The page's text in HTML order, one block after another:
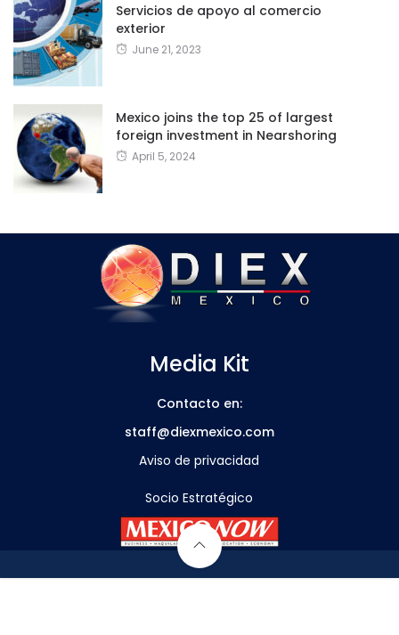
Servicios de apoyo al comercio
exterior
June 21, 2023
Mexico joins the top 25 of largest
foreign investment in Nearshoring
April 5, 2024
Media Kit
Contacto en:
staff@diexmexico.com
Aviso de privacidad
Socio Estratégico